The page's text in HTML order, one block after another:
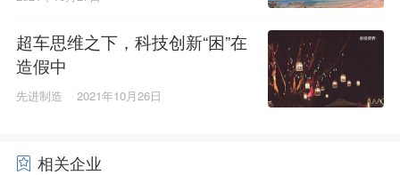
超车思维之下，科技创新“困”在
造假中
先进制造 2021年10月26日
相关企业